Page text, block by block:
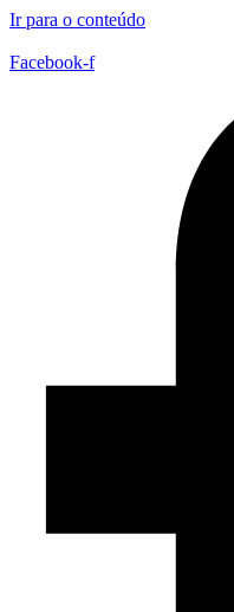
Ir para o conteúdo
Facebook-f